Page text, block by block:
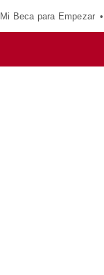
Mi Beca para Empezar